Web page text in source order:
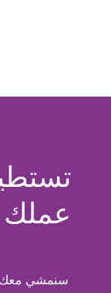
عملك
سنمشي معك